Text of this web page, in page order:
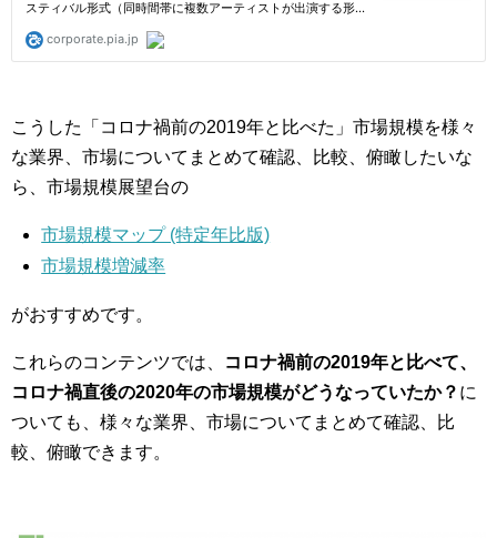
こうした「コロナ禍前の2019年と比べた」市場規模を様々
な業界、市場についてまとめて確認、比較、俯瞰したいな
ら、市場規模展望台の
市場規模マップ (特定年比版)
市場規模増減率
がおすすめです。
これらのコンテンツでは、
コロナ禍前の2019年と比べて、
コロナ禍直後の2020年の市場規模がどうなっていたか？ に
ついても、様々な業界、市場についてまとめて確認、比
較、俯瞰できます。